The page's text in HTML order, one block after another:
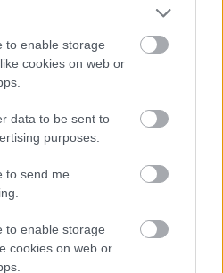
to enable storage
cookies on web or
data to be sent to
purposes.
to send me
to enable storage
cookies on web or
2011/05/24/
vaciut190